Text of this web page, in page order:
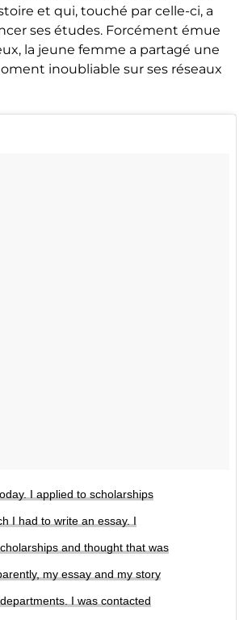
et qui, touché par celle-ci, a
ses études. Forcément émue
la jeune femme a partagé une
inoubliable sur ses réseaux
I applied to scholarships
I had to write an essay. I
and thought that was
my essay and my story
I was contacted